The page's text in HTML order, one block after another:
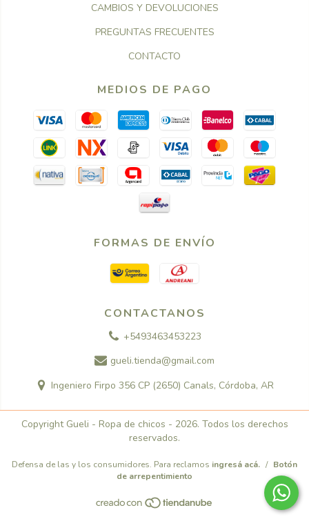
CAMBIOS Y DEVOLUCIONES
PREGUNTAS FRECUENTES
CONTACTO
MEDIOS DE PAGO
FORMAS DE ENVÍO
CONTACTANOS
+5493463453223
gueli.tienda@gmail.com
Ingeniero Firpo 356 CP (2650) Canals, Córdoba, AR
Copyright Gueli - Ropa de chicos - 2026. Todos los derechos
reservados.
Defensa de las y los consumidores. Para reclamos ingresá acá. / Botón
de arrepentimiento